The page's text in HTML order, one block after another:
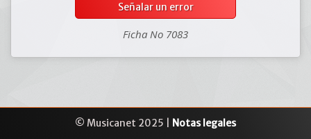
Señalar un error
Ficha No 7083
© Musicanet 2025 | Notas legales